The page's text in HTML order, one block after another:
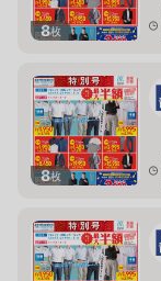
8枚
8枚